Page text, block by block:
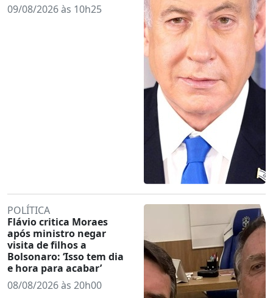
09/08/2026 às 10h25
POLÍTICA
Flávio critica Moraes
após ministro negar
visita de filhos a
Bolsonaro: ‘Isso tem dia
e hora para acabar’
08/08/2026 às 20h00